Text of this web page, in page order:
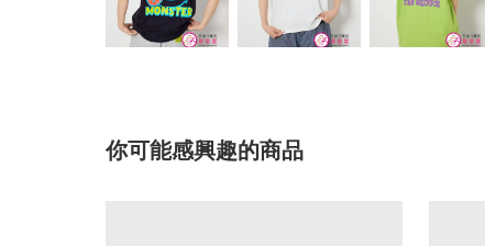
你可能感興趣的商品